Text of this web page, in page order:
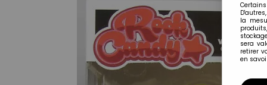
la
sera
retirer
en